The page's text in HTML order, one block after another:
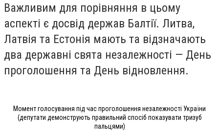
Важливим для порівняння в цьому
аспекті є досвід держав Балтії. Литва,
Латвія та Естонія мають та відзначають
два державні свята незалежності — День
проголошення та День відновлення.
Момент голосування під час проголошення незалежності України
(депутати демонструють правильний спосіб показувати тризуб
пальцями)